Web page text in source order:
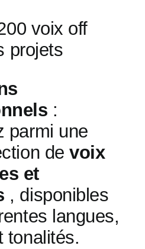
voix off
projets
:
parmi une
devoix
et
, disponibles
langues,
tonalités.